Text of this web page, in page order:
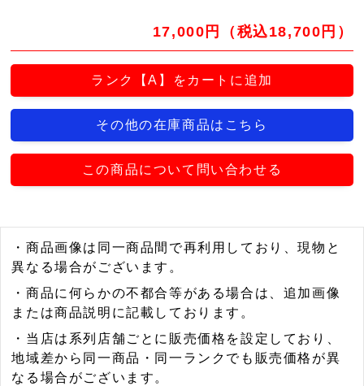
17,000円（税込18,700円）
ランク【A】をカートに追加
その他の在庫商品はこちら
この商品について問い合わせる
・商品画像は同一商品間で再利用しており、現物と
異なる場合がございます。
・商品に何らかの不都合等がある場合は、追加画像
または商品説明に記載しております。
・当店は系列店舗ごとに販売価格を設定しており、
地域差から同一商品・同一ランクでも販売価格が異
なる場合がございます。